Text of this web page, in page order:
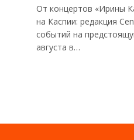
От концертов «Ирины
на Каспии: редакция
событий на
августа в…